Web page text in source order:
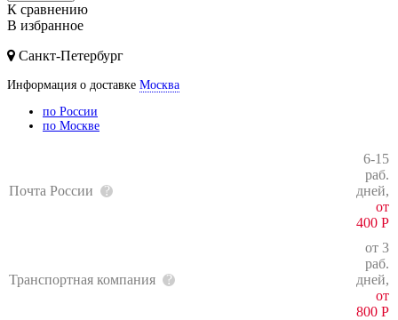
К сравнению
В избранное
Санкт-Петербург
Информация о доставке Москва
по России
по Москве
Почта России
6-15
раб.
дней,
от
400 Р
Транспортная компания
от 3
раб.
дней,
от
800 Р